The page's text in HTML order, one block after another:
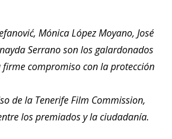
Mónica López Moyano, José
Serrano son los galardonados
firme compromiso con la protección
de la Tenerife Film Commission,
los premiados y la ciudadanía.